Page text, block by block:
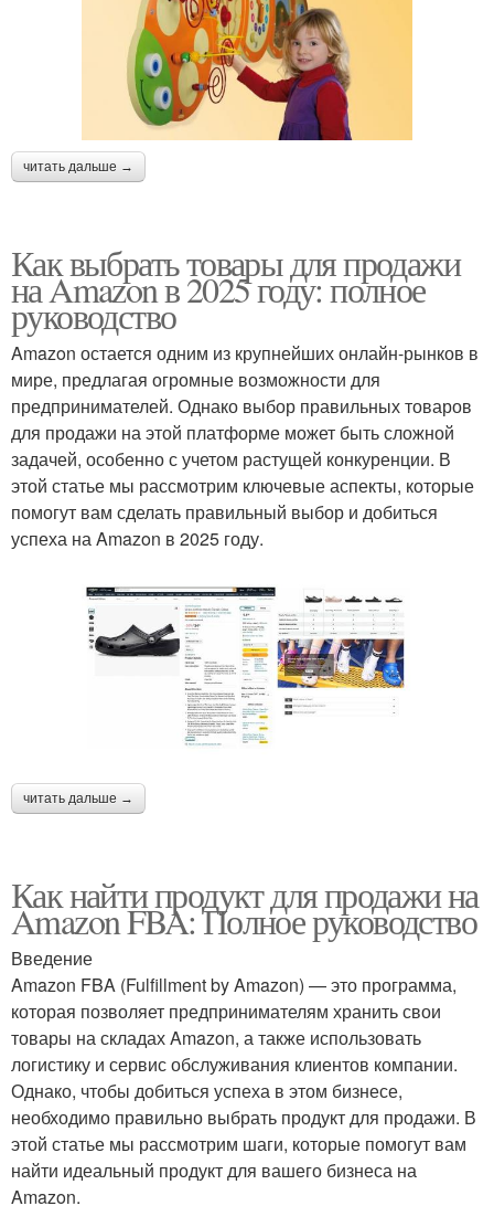
читать дальше →
Как выбрать товары для продажи
на Amazon в 2025 году: полное
руководство
Amazon остается одним из крупнейших онлайн-рынков в
мире, предлагая огромные возможности для
предпринимателей. Однако выбор правильных товаров
для продажи на этой платформе может быть сложной
задачей, особенно с учетом растущей конкуренции. В
этой статье мы рассмотрим ключевые аспекты, которые
помогут вам сделать правильный выбор и добиться
успеха на Amazon в 2025 году.
читать дальше →
Как найти продукт для продажи на
Amazon FBA: Полное руководство
Введение
Amazon FBA (Fulfillment by Amazon) — это программа,
которая позволяет предпринимателям хранить свои
товары на складах Amazon, а также использовать
логистику и сервис обслуживания клиентов компании.
Однако, чтобы добиться успеха в этом бизнесе,
необходимо правильно выбрать продукт для продажи. В
этой статье мы рассмотрим шаги, которые помогут вам
найти идеальный продукт для вашего бизнеса на
Amazon.